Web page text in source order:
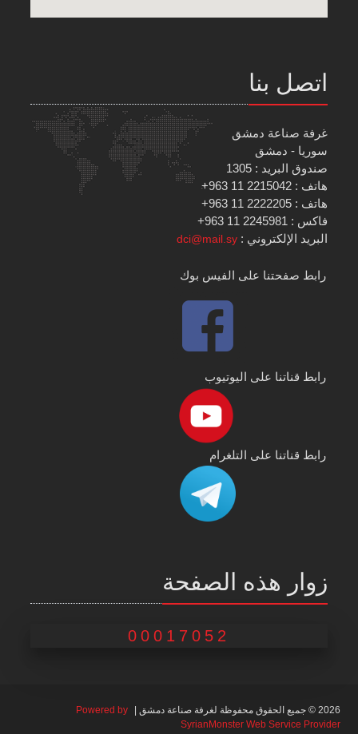
اتصل بنا
غرفة صناعة دمشق
سوريا - دمشق
صندوق البريد : 1305
هاتف : 2215042 11 963+
هاتف : 2222205 11 963+
فاكس : 2245981 11 963+
البريد الإلكتروني :dci@mail.sy
رابط صفحتنا على الفيس بوك
رابط قناتنا على اليوتيوب
رابط قناتنا على التلغرام
زوار هذه الصفحة
00017052
2026 © جميع الحقوق محفوظة لغرفة صناعة دمشق |
Powered by
SyrianMonster Web Service Provider